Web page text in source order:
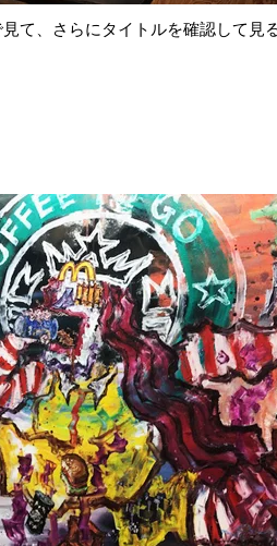
て、さらにタイトルを確認して見